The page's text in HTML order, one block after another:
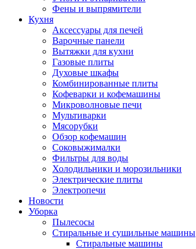
Фены и выпрямители
Кухня
Аксессуары для печей
Варочные панели
Вытяжки для кухни
Газовые плиты
Духовые шкафы
Комбинированные плиты
Кофеварки и кофемашины
Микроволновые печи
Мультиварки
Мясорубки
Обзор кофемашин
Соковыжималки
Фильтры для воды
Холодильники и морозильники
Электрические плиты
Электропечи
Новости
Уборка
Пылесосы
Стиральные и сушильные машины
Стиральные машины